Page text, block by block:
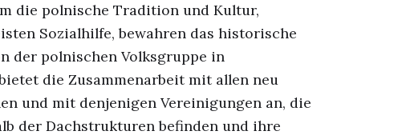
die polnische Tradition und Kultur,
Sozialhilfe, bewahren das historische
der polnischen Volksgruppe in
die Zusammenarbeit mit allen neu
und mit denjenigen Vereinigungen an, die
der Dachstrukturen befinden und ihre